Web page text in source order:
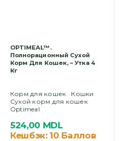
OPTIMEAL™.
Полнорационный Сухой
Корм Для Кошек, – Утка 4
Кг
Корм для кошек
Кошки
Сухой корм для кошек
Optimeal
524,00 MDL
Кешбэк:10 Баллов